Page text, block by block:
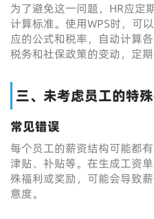
为了避免这一问题，HR应定
计算标准。使用WPS时，可
应的公式和税率，自动计算
税务和社保政策的变动，定
三、未考虑员工的特
常见错误
每个员工的薪资结构可能都
津贴、补贴等。在生成工资
殊福利或奖励，可能会导致
意度。